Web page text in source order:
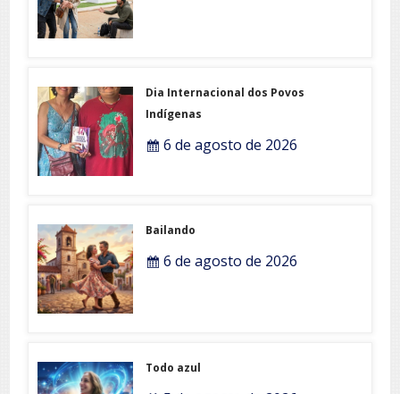
Dia Internacional dos Povos
Indígenas
6 de agosto de 2026
Bailando
6 de agosto de 2026
Todo azul